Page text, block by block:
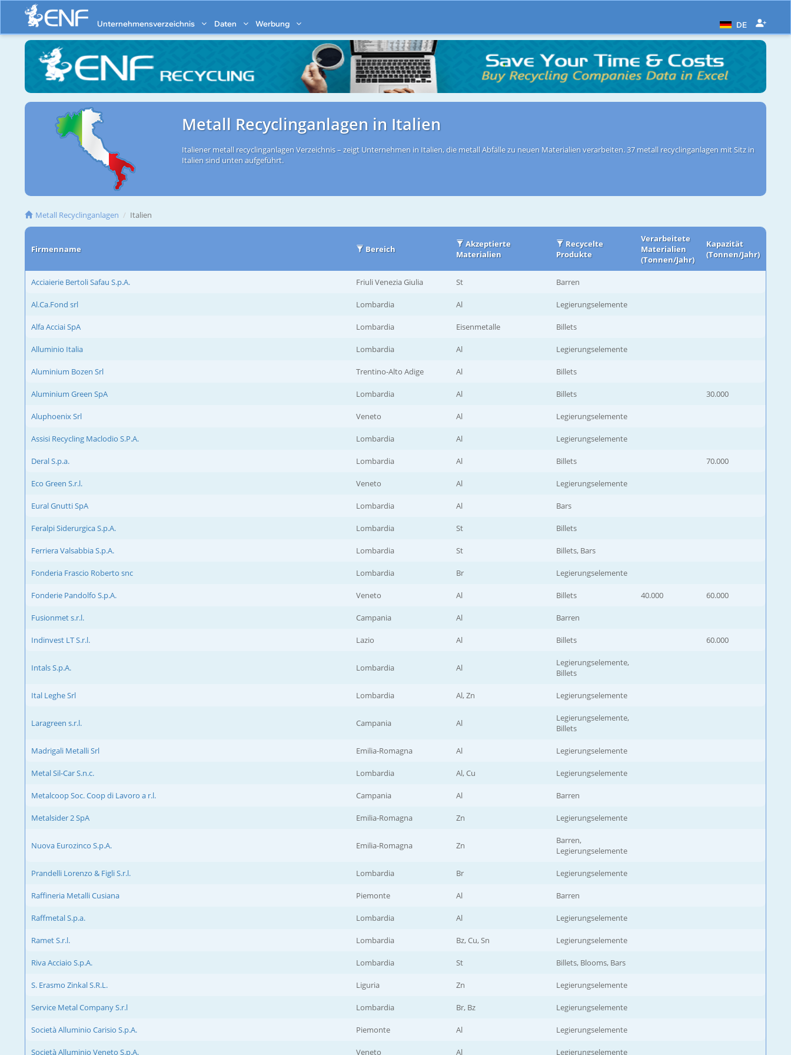
Unternehmensverzeichnis Daten Werbung DE
Metall Recyclinganlagen in Italien
Italiener metall recyclinganlagen Verzeichnis – zeigt Unternehmen in Italien, die metall Abfälle zu neuen Materialien verarbeiten. 37 metall recyclinganlagen mit Sitz in
Italien sind unten aufgeführt.
Metall Recyclinganlagen Italien
Firmenname Bereich
Akzeptierte
Materialien
Recycelte
Produkte
Verarbeitete
Materialien
(Tonnen/Jahr)
Kapazität
(Tonnen/Jahr)
Acciaierie Bertoli Safau S.p.A. Friuli Venezia Giulia St Barren
Al.Ca.Fond srl Lombardia Al Legierungselemente
Alfa Acciai SpA Lombardia Eisenmetalle Billets
Alluminio Italia Lombardia Al Legierungselemente
Aluminium Bozen Srl Trentino-Alto Adige Al Billets
Aluminium Green SpA Lombardia Al Billets 30.000
Aluphoenix Srl Veneto Al Legierungselemente
Assisi Recycling Maclodio S.P.A. Lombardia Al Legierungselemente
Deral S.p.a. Lombardia Al Billets 70.000
Eco Green S.r.l. Veneto Al Legierungselemente
Eural Gnutti SpA Lombardia Al Bars
Feralpi Siderurgica S.p.A. Lombardia St Billets
Ferriera Valsabbia S.p.A. Lombardia St Billets, Bars
Fonderia Frascio Roberto snc Lombardia Br Legierungselemente
Fonderie Pandolfo S.p.A. Veneto Al Billets 40.000 60.000
Fusionmet s.r.l. Campania Al Barren
Indinvest LT S.r.l. Lazio Al Billets 60.000
Intals S.p.A. Lombardia Al
Legierungselemente,
Billets
Ital Leghe Srl Lombardia Al, Zn Legierungselemente
Laragreen s.r.l. Campania Al
Legierungselemente,
Billets
Madrigali Metalli Srl Emilia-Romagna Al Legierungselemente
Metal Sil-Car S.n.c. Lombardia Al, Cu Legierungselemente
Metalcoop Soc. Coop di Lavoro a r.l. Campania Al Barren
Metalsider 2 SpA Emilia-Romagna Zn Legierungselemente
Nuova Eurozinco S.p.A. Emilia-Romagna Zn
Barren,
Legierungselemente
Prandelli Lorenzo & Figli S.r.l. Lombardia Br Legierungselemente
Raffineria Metalli Cusiana Piemonte Al Barren
Raffmetal S.p.a. Lombardia Al Legierungselemente
Ramet S.r.l. Lombardia Bz, Cu, Sn Legierungselemente
Riva Acciaio S.p.A. Lombardia St Billets, Blooms, Bars
S. Erasmo Zinkal S.R.L. Liguria Zn Legierungselemente
Service Metal Company S.r.l Lombardia Br, Bz Legierungselemente
Società Alluminio Carisio S.p.A. Piemonte Al Legierungselemente
Società Alluminio Veneto S.p.A. Veneto Al Legierungselemente